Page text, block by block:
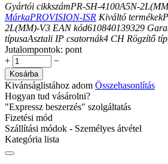
Gyártói cikkszámPR-SH-4100A5N-
MárkaPROVISION-ISR Kiváltó termékek
2L(MM)-V3 EAN kód610840139329
típusaAsztali IP csatornák4 CH Rögzítő
Jutalompontok: pont
+
−
Kosárba
Kivánságlistához adom Összehasonlítás
Hogyan tud vásárolni?
"Expressz beszerzés" szolgáltatás
Fizetési mód
Szállítási módok - Személyes átvétel
Kategória lista